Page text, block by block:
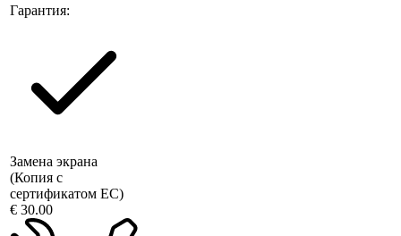
Гарантия:
Замена экрана
(Копия с
сертификатом ЕС)
€ 30.00